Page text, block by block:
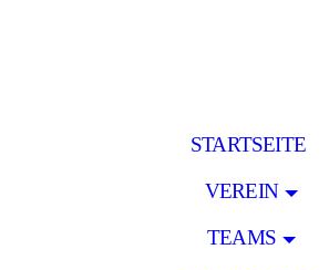
STARTSEITE
VEREIN
TEAMS